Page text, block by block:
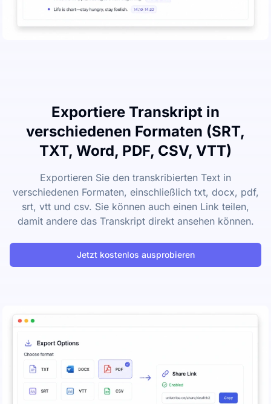
Exportiere Transkript in
verschiedenen Formaten (SRT,
TXT, Word, PDF, CSV, VTT)
Exportieren Sie den transkribierten Text in
verschiedenen Formaten, einschließlich txt, docx, pdf,
srt, vtt und csv. Sie können auch einen Link teilen,
damit andere das Transkript direkt ansehen können.
Jetzt kostenlos ausprobieren